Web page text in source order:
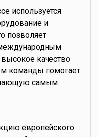
используется
и
позволяет
качество
команды помогает
самым
европейского